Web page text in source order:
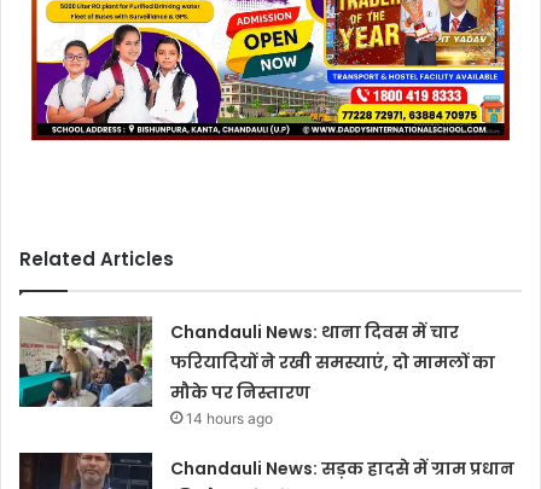
Related Articles
Chandauli News: थाना दिवस में चार
फरियादियों ने रखी समस्याएं, दो मामलों का
मौके पर निस्तारण
14 hours ago
Chandauli News: सड़क हादसे में ग्राम प्रधान